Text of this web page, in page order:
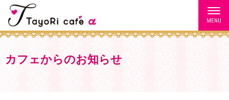
MENU
カフェからのお知らせ